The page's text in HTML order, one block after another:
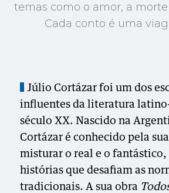
temas como o amor, a
Cada conto é uma
Júlio Cortázar foi um dos
influentes da literatura
século XX. Nascido na
Cortázar é conhecido pela
misturar o real e o fantástico,
histórias que desafiam as
tradicionais. A sua obra